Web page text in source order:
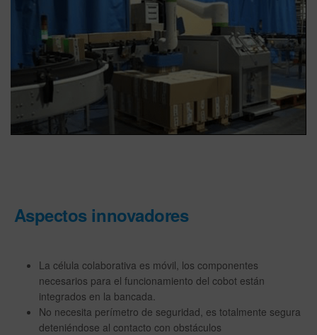
Aspectos innovadores
La célula colaborativa es móvil, los componentes
necesarios para el funcionamiento del cobot están
integrados en la bancada.
No necesita perímetro de seguridad, es totalmente segura
deteniéndose al contacto con obstáculos